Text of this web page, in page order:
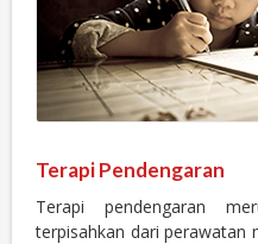
Terapi Pendengaran
Terapi pendengaran
terpisahkan dari perawatan